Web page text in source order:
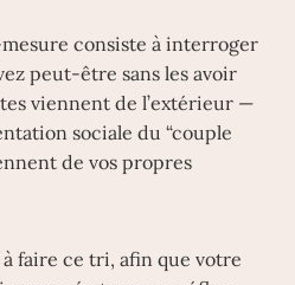
consiste à interroger
peut-être sans les avoir
viennent de l’extérieur —
sociale du “couple
de vos propres
faire ce tri, afin que votre